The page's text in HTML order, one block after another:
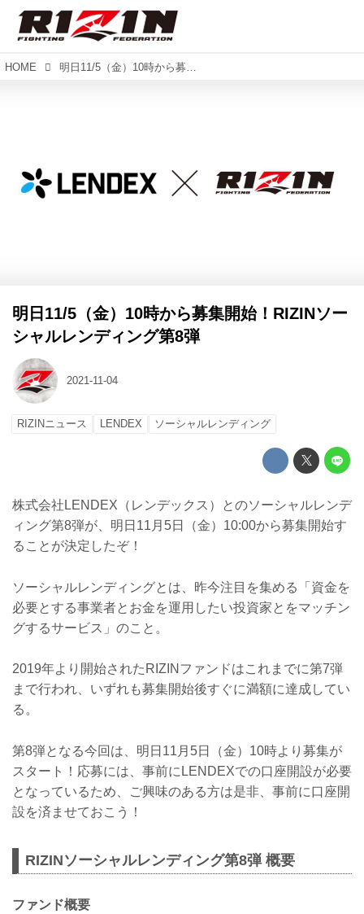
HOME 明日11/5（金）10時から募集開始！RIZINソーシャルレンディング第8弾
明日11/5（金）10時から募集開始！RIZINソー
シャルレンディング第8弾
2021-11-04
RIZINニュース LENDEX ソーシャルレンディング
株式会社LENDEX（レンデックス）とのソーシャルレンデ
ィング第8弾が、明日11月5日（金）10:00から募集開始す
ることが決定したぞ！
ソーシャルレンディングとは、昨今注目を集める「資金を
必要とする事業者とお金を運用したい投資家とをマッチン
グするサービス」のこと。
2019年より開始されたRIZINファンドはこれまでに第7弾
まで行われ、いずれも募集開始後すぐに満額に達成してい
る。
第8弾となる今回は、明日11月5日（金）10時より募集が
スタート！応募には、事前にLENDEXでの口座開設が必要
となっているため、ご興味のある方は是非、事前に口座開
設を済ませておこう！
RIZINソーシャルレンディング第8弾 概要
ファンド概要